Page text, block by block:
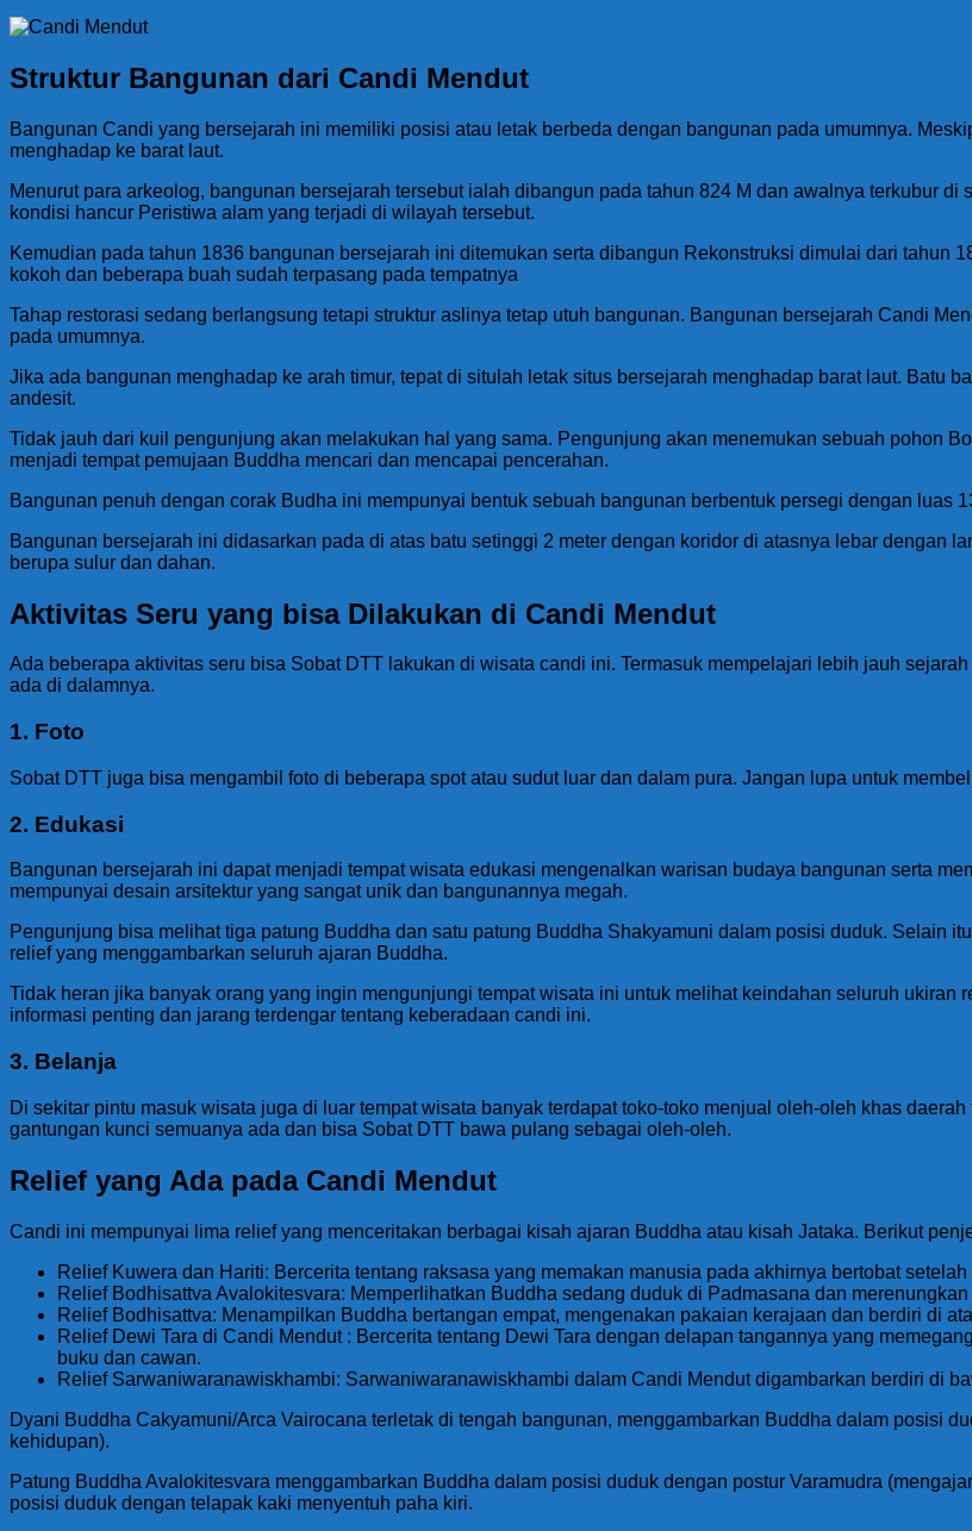
Struktur Bangunan dari Candi Mendut
Bangunan Candi yang bersejarah ini memiliki posisi atau letak berbeda dengan bangunan pada umumnya.
menghadap ke barat laut.
Menurut para arkeolog, bangunan bersejarah tersebut ialah dibangun pada tahun 824 M dan awalnya terkubur
kondisi hancur Peristiwa alam yang terjadi di wilayah tersebut.
Kemudian pada tahun 1836 bangunan bersejarah ini ditemukan serta dibangun Rekonstruksi dimulai dari tahun
kokoh dan beberapa buah sudah terpasang pada tempatnya
Tahap restorasi sedang berlangsung tetapi struktur aslinya tetap utuh bangunan. Bangunan bersejarah Candi
pada umumnya.
Jika ada bangunan menghadap ke arah timur, tepat di situlah letak situs bersejarah menghadap barat laut. Batu
andesit.
Tidak jauh dari kuil pengunjung akan melakukan hal yang sama. Pengunjung akan menemukan sebuah pohon
menjadi tempat pemujaan Buddha mencari dan mencapai pencerahan.
Bangunan penuh dengan corak Budha ini mempunyai bentuk sebuah bangunan berbentuk persegi dengan luas
Bangunan bersejarah ini didasarkan pada di atas batu setinggi 2 meter dengan koridor di atasnya lebar dengan
berupa sulur dan dahan.
Aktivitas Seru yang bisa Dilakukan di Candi Mendut
Ada beberapa aktivitas seru bisa Sobat DTT lakukan di wisata candi ini. Termasuk mempelajari lebih jauh
ada di dalamnya.
1. Foto
Sobat DTT juga bisa mengambil foto di beberapa spot atau sudut luar dan dalam pura. Jangan lupa untuk
2. Edukasi
Bangunan bersejarah ini dapat menjadi tempat wisata edukasi mengenalkan warisan budaya bangunan serta
mempunyai desain arsitektur yang sangat unik dan bangunannya megah.
Pengunjung bisa melihat tiga patung Buddha dan satu patung Buddha Shakyamuni dalam posisi duduk. Selain
relief yang menggambarkan seluruh ajaran Buddha.
Tidak heran jika banyak orang yang ingin mengunjungi tempat wisata ini untuk melihat keindahan seluruh
informasi penting dan jarang terdengar tentang keberadaan candi ini.
3. Belanja
Di sekitar pintu masuk wisata juga di luar tempat wisata banyak terdapat toko-toko menjual oleh-oleh khas
gantungan kunci semuanya ada dan bisa Sobat DTT bawa pulang sebagai oleh-oleh.
Relief yang Ada pada Candi Mendut
Candi ini mempunyai lima relief yang menceritakan berbagai kisah ajaran Buddha atau kisah Jataka. Berikut
Relief Kuwera dan Hariti: Bercerita tentang raksasa yang memakan manusia pada akhirnya bertobat
Relief Bodhisattva Avalokitesvara: Memperlihatkan Buddha sedang duduk di Padmasana dan
Relief Bodhisattva: Menampilkan Buddha bertangan empat, mengenakan pakaian kerajaan dan berdiri di
Relief Dewi Tara di Candi Mendut : Bercerita tentang Dewi Tara dengan delapan tangannya yang
buku dan cawan.
Relief Sarwaniwaranawiskhambi: Sarwaniwaranawiskhambi dalam Candi Mendut digambarkan berdiri di
Dyani Buddha Cakyamuni/Arca Vairocana terletak di tengah bangunan, menggambarkan Buddha dalam posisi
kehidupan).
Patung Buddha Avalokitesvara menggambarkan Buddha dalam posisi duduk dengan postur Varamudra
posisi duduk dengan telapak kaki menyentuh paha kiri.